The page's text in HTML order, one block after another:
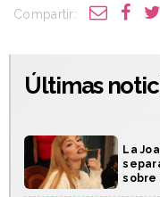
Compartir:
Últimas
La
sobre